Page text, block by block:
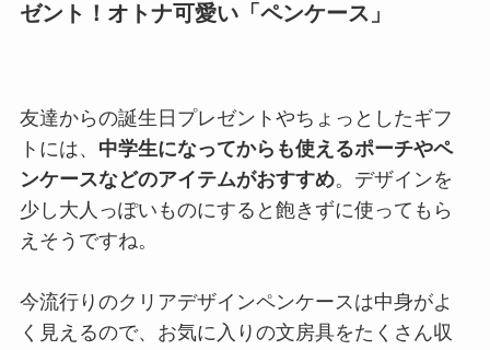
ゼント！オトナ可愛い「ペンケース」
友達からの誕生日プレゼントやちょっとしたギフ
トには、 中学生になってからも使えるポーチやペ
ンケースなどのアイテムがおすすめ。デザインを
少し大人っぽいものにすると飽きずに使ってもら
えそうですね。
今流行りのクリアデザインペンケースは中身がよ
く見えるので、お気に入りの文房具をたくさん収